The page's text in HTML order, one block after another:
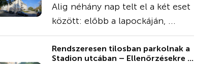
Alig néhány nap telt el a két eset
között: előbb a lapockáján, ...
Rendszeresen tilosban parkolnak a
Stadion utcában – Ellenőrzésekre ...